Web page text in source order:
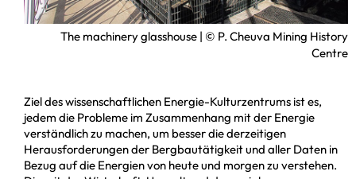
The machinery glasshouse | © P. Cheuva Mining History
Centre
Ziel des wissenschaftlichen Energie-Kulturzentrums ist es,
jedem die Probleme im Zusammenhang mit der Energie
verständlich zu machen, um besser die derzeitigen
Herausforderungen der Bergbautätigkeit und aller Daten in
Bezug auf die Energien von heute und morgen zu verstehen.